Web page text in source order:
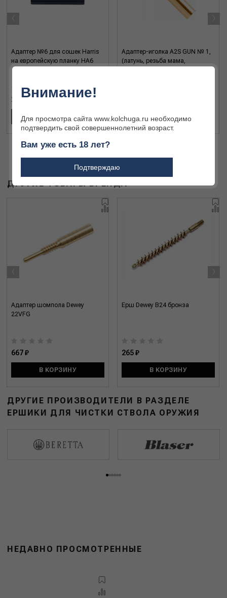
Адаптер №6 для сошек Harris
на европейскую планку HA6
2 491 ₽
В КОРЗИНУ
Адаптер-иголка A2S GUN № 1,
(латунь, резьба мама,
В КОРЗИНУ
‹ ›
ДРУГИЕ ТОВАРЫ БРЕНДА
Адаптер шомпола Dewey
22VFG
667 ₽
В КОРЗИНУ
Ерш Dewey B24 бронза
265 ₽
В КОРЗИНУ
‹ ›
ДРУГИЕ ПРОИЗВОДИТЕЛИ В РАЗДЕЛЕ
ЕРШИКИ ДЛЯ ЧИСТКИ СТВОЛА ОРУЖИЯ
НЕДАВНО ПРОСМОТРЕННЫЕ
Внимание!
Для просмотра сайта www.kolchuga.ru необходимо
подтвердить свой совершеннолетний возраст.
Вам уже есть 18 лет?
Подтверждаю